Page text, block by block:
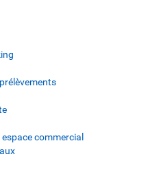
commercial